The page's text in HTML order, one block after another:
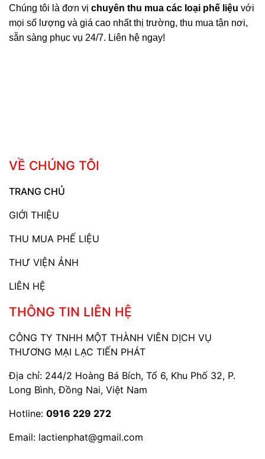
Chúng tôi là đơn vị chuyên thu mua các loại phế liệu với
mọi số lượng và giá cao nhất thị trường, thu mua tận nơi,
sẵn sàng phục vụ 24/7. Liên hệ ngay!
VỀ CHÚNG TÔI
TRANG CHỦ
GIỚI THIỆU
THU MUA PHẾ LIỆU
THƯ VIỆN ẢNH
LIÊN HỆ
THÔNG TIN LIÊN HỆ
CÔNG TY TNHH MỘT THÀNH VIÊN DỊCH VỤ
THƯƠNG MẠI LẠC TIẾN PHÁT
Địa chỉ: 244/2 Hoàng Bá Bích, Tổ 6, Khu Phố 32, P.
Long Bình, Đồng Nai, Việt Nam
Hotline: 0916 229 272
Email: lactienphat@gmail.com